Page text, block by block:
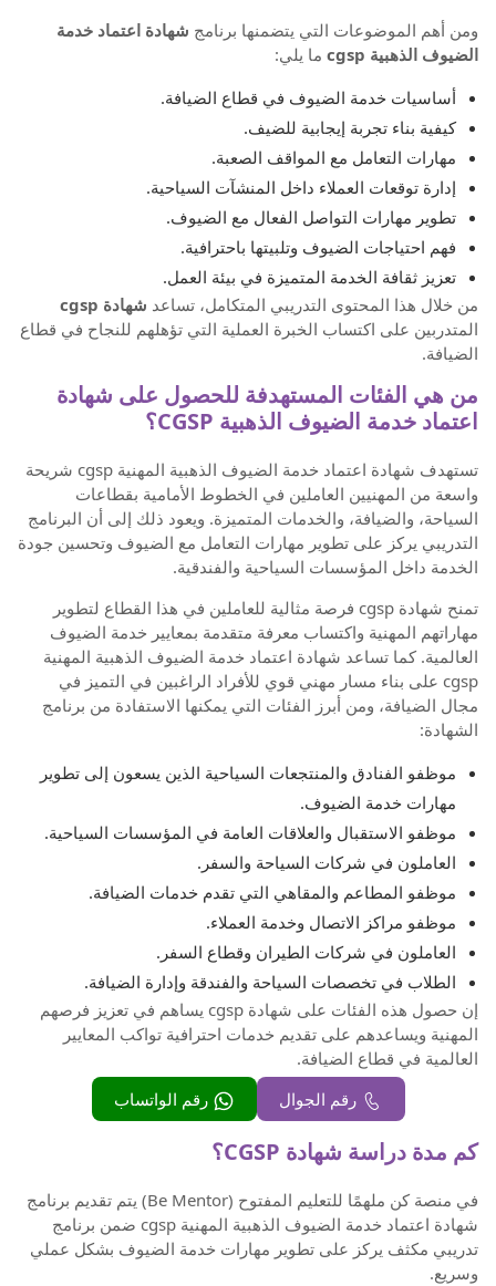
ومن أهم الموضوعات التي يتضمنها برنامج شهادة اعتماد خدمة
الضيوف الذهبية cgsp
ما يلي:
أساسيات خدمة الضيوف في قطاع الضيافة.
كيفية بناء تجربة إيجابية للضيف.
مهارات التعامل مع المواقف الصعبة.
إدارة توقعات العملاء داخل المنشآت السياحية.
تطوير مهارات التواصل الفعال مع الضيوف.
فهم احتياجات الضيوف وتلبيتها باحترافية.
تعزيز ثقافة الخدمة المتميزة في بيئة العمل.
من خلال هذا المحتوى التدريبي المتكامل، تساعد شهادة cgsp
المتدربين على اكتساب الخبرة العملية التي تؤهلهم للنجاح في قطاع
الضيافة.
من هي الفئات المستهدفة للحصول على شهادة
اعتماد خدمة الضيوف الذهبية CGSP؟
تستهدف شهادة اعتماد خدمة الضيوف الذهبية المهنية cgsp شريحة
واسعة من المهنيين العاملين في الخطوط الأمامية بقطاعات
السياحة، والضيافة، والخدمات المتميزة. ويعود ذلك إلى أن البرنامج
التدريبي يركز على تطوير مهارات التعامل مع الضيوف وتحسين جودة
الخدمة داخل المؤسسات السياحية والفندقية.
تمنح شهادة cgsp فرصة مثالية للعاملين في هذا القطاع لتطوير
مهاراتهم المهنية واكتساب معرفة متقدمة بمعايير خدمة الضيوف
العالمية. كما تساعد شهادة اعتماد خدمة الضيوف الذهبية المهنية
cgsp على بناء مسار مهني قوي للأفراد الراغبين في التميز في
مجال الضيافة، ومن أبرز الفئات التي يمكنها الاستفادة من برنامج
الشهادة:
موظفو الفنادق والمنتجعات السياحية الذين يسعون إلى تطوير
مهارات خدمة الضيوف.
موظفو الاستقبال والعلاقات العامة في المؤسسات السياحية.
العاملون في شركات السياحة والسفر.
موظفو المطاعم والمقاهي التي تقدم خدمات الضيافة.
موظفو مراكز الاتصال وخدمة العملاء.
العاملون في شركات الطيران وقطاع السفر.
الطلاب في تخصصات السياحة والفندقة وإدارة الضيافة.
إن حصول هذه الفئات على شهادة cgsp يساهم في تعزيز فرصهم
المهنية ويساعدهم على تقديم خدمات احترافية تواكب المعايير
العالمية في قطاع الضيافة.
رقم الجوال
رقم الواتساب
كم مدة دراسة شهادة CGSP؟
في منصة كن ملهمًا للتعليم المفتوح (Be Mentor) يتم تقديم برنامج
شهادة اعتماد خدمة الضيوف الذهبية المهنية cgsp ضمن برنامج
تدريبي مكثف يركز على تطوير مهارات خدمة الضيوف بشكل عملي
وسريع.